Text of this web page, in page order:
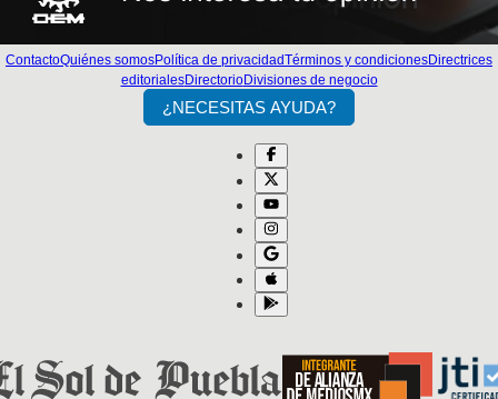
ContactoQuiénes somosPolítica de privacidadTérminos y condicionesDirectrices
editorialesDirectorioDivisiones de negocio
¿NECESITAS AYUDA?